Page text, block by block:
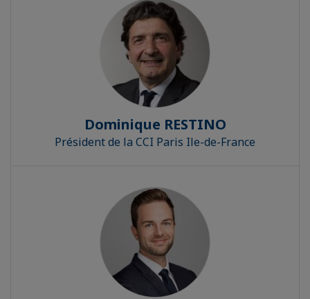
Dominique RESTINO
Président de la CCI Paris Ile-de-France